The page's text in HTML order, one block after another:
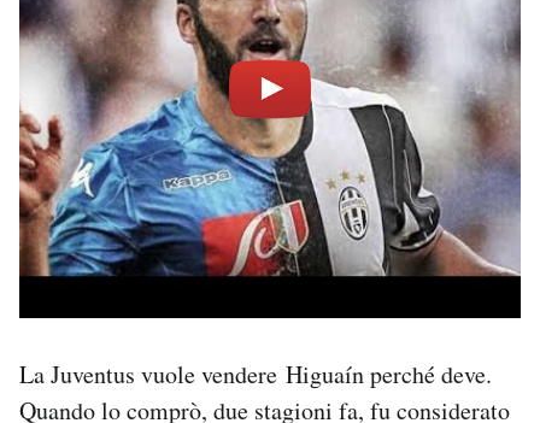
La Juventus vuole vendere Higuaín perché deve.
Quando lo comprò, due stagioni fa, fu considerato